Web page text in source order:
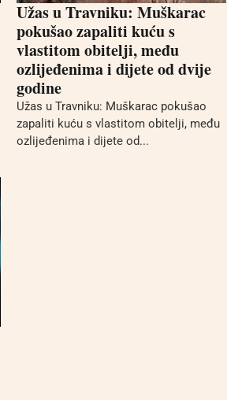
Užas u Travniku: Muškarac
pokušao zapaliti kuću s
vlastitom obitelji, među
ozlijeđenima i dijete od dvije
godine
Užas u Travniku: Muškarac pokušao
zapaliti kuću s vlastitom obitelji, među
ozlijeđenima i dijete od...